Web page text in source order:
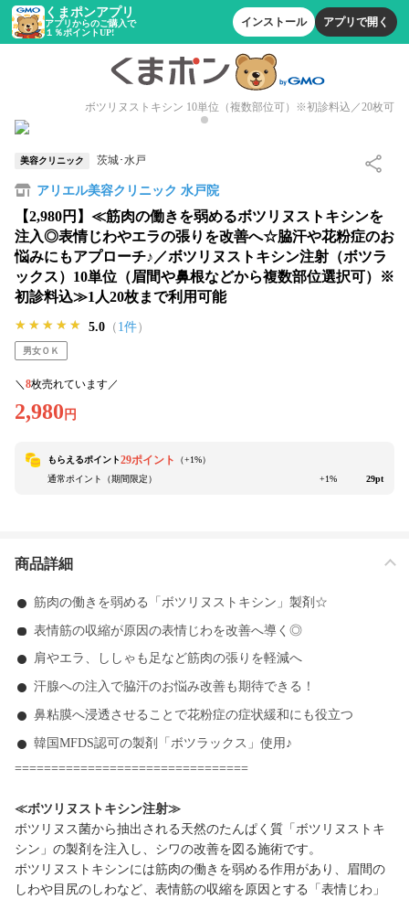
くまポンアプリ
アプリからのご購入で
１％ポイントUP!
インストール アプリで開く
ボツリヌストキシン 10単位（複数部位可）※初診料込／20枚可
美容クリニック 茨城･水戸
アリエル美容クリニック 水戸院
【2,980円】≪筋肉の働きを弱めるボツリヌストキシンを
注入◎表情じわやエラの張りを改善へ☆脇汗や花粉症のお
悩みにもアプローチ♪／ボツリヌストキシン注射（ボツラ
ックス）10単位（眉間や鼻根などから複数部位選択可）※
初診料込≫1人20枚まで利用可能
★★★★★
★★★★★
★★★★★ 5.0 （ 1件）
男女ＯＫ
＼ 8枚売れています／
2,980 円
もらえるポイント29ポイント （+1%）
通常ポイント（期間限定）
+1% 29pt
商品詳細
筋肉の働きを弱める「ボツリヌストキシン」製剤☆
表情筋の収縮が原因の表情じわを改善へ導く◎
肩やエラ、ししゃも足など筋肉の張りを軽減へ
汗腺への注入で脇汗のお悩み改善も期待できる！
鼻粘膜へ浸透させることで花粉症の症状緩和にも役立つ
韓国MFDS認可の製剤「ボツラックス」使用♪
================================
≪ボツリヌストキシン注射≫
ボツリヌス菌から抽出される天然のたんぱく質「ボツリヌストキ
シン」の製剤を注入し、シワの改善を図る施術です。
ボツリヌストキシンには筋肉の働きを弱める作用があり、眉間の
しわや目尻のしわなど、表情筋の収縮を原因とする「表情じわ」